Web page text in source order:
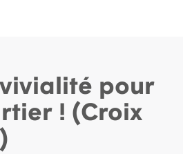
pour
! (Croix